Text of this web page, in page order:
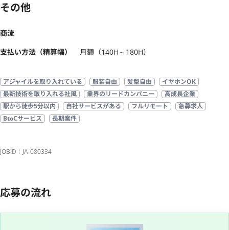
その他
商流
支払い方法（精算幅）
月額（140H～180H）
アジャイルを取り入れている 服装自由 髪型自由
イヤホンOK
最新技術を取り入れる社風
業界のリードカンパニー
高成長企業
駅から徒歩5分以内
自社サービスがある フルリモート
急募求人
BtoCサービス
長期案件
JOBID：JA-080334
応募の流れ